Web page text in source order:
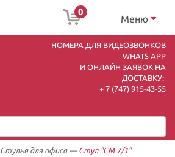
0
Меню
НОМЕРА ДЛЯ ВИДЕОЗВОНКОВ
WHATS APP
И ОНЛАЙН ЗАЯВОК НА
ДОСТАВКУ:
+ 7 (747) 915-43-55
Стулья для офиса— Стул "СМ 7/1"